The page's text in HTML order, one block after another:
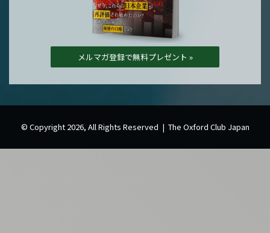
メルマガ登録で無料プレゼント »
© Copyright 2026, All Rights Reserved | The Oxford Club Japan